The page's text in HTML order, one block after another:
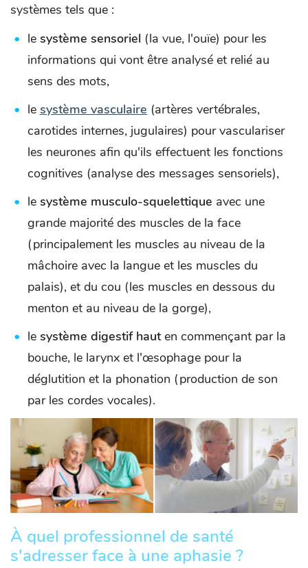
systèmes tels que :
le système sensoriel (la vue, l'ouïe) pour les
informations qui vont être analysé et relié au
sens des mots,
le système vasculaire (artères vertébrales,
carotides internes, jugulaires) pour vasculariser
les neurones afin qu'ils effectuent les fonctions
cognitives (analyse des messages sensoriels),
le système musculo-squelettique avec une
grande majorité des muscles de la face
(principalement les muscles au niveau de la
mâchoire avec la langue et les muscles du
palais), et du cou (les muscles en dessous du
menton et au niveau de la gorge),
le système digestif hauten commençant par la
bouche, le larynx et l'œsophage pour la
déglutition et la phonation (production de son
par les cordes vocales).
À quel professionnel de santé
s'adresser face à une aphasie ?